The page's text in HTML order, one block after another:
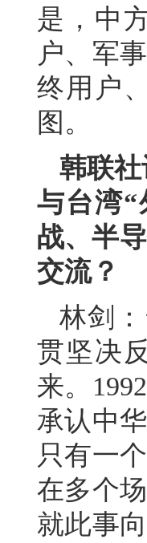
是，中
户、军
终用户
图。
韩联
与台湾“
战、半
交流？
林剑
贯坚决
来。
承认中
只有一
在多个
就此事